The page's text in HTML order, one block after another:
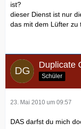
ist?
dieser Dienst ist nur
das mit dem Lüfter zu
Duplicate
Schüler
23. Mai 2010 um 09:57
DAS darfst du mich